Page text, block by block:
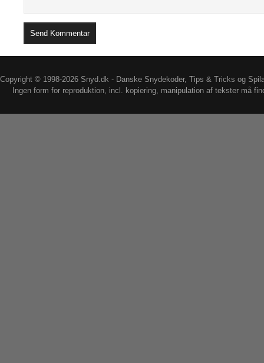
Copyright © 1998-2026 Snyd.dk - Danske Snydekoder, Tips & Tricks og
Ingen form for reproduktion, incl. kopiering, manipulation af tekster må